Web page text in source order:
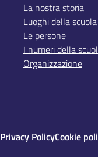
La nostra storia
Luoghi della scuola
Le persone
I numeri della
Organizzazione
Privacy PolicyCookie